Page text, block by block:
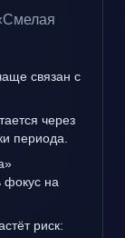
связан с
через
периода.
фокус на
риск: